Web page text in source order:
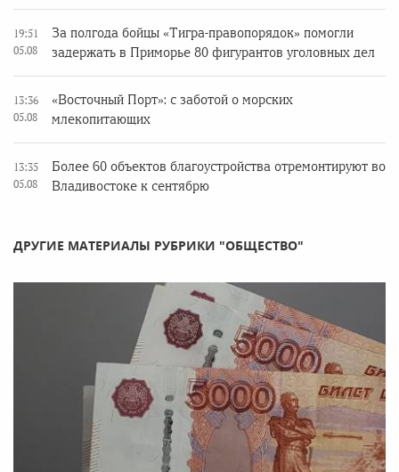
19:51
05.08
За полгода бойцы «Тигра-правопорядок» помогли
задержать в Приморье 80 фигурантов уголовных дел
13:36
05.08
«Восточный Порт»: с заботой о морских
млекопитающих
13:35
05.08
Более 60 объектов благоустройства отремонтируют во
Владивостоке к сентябрю
ДРУГИЕ МАТЕРИАЛЫ РУБРИКИ "ОБЩЕСТВО"